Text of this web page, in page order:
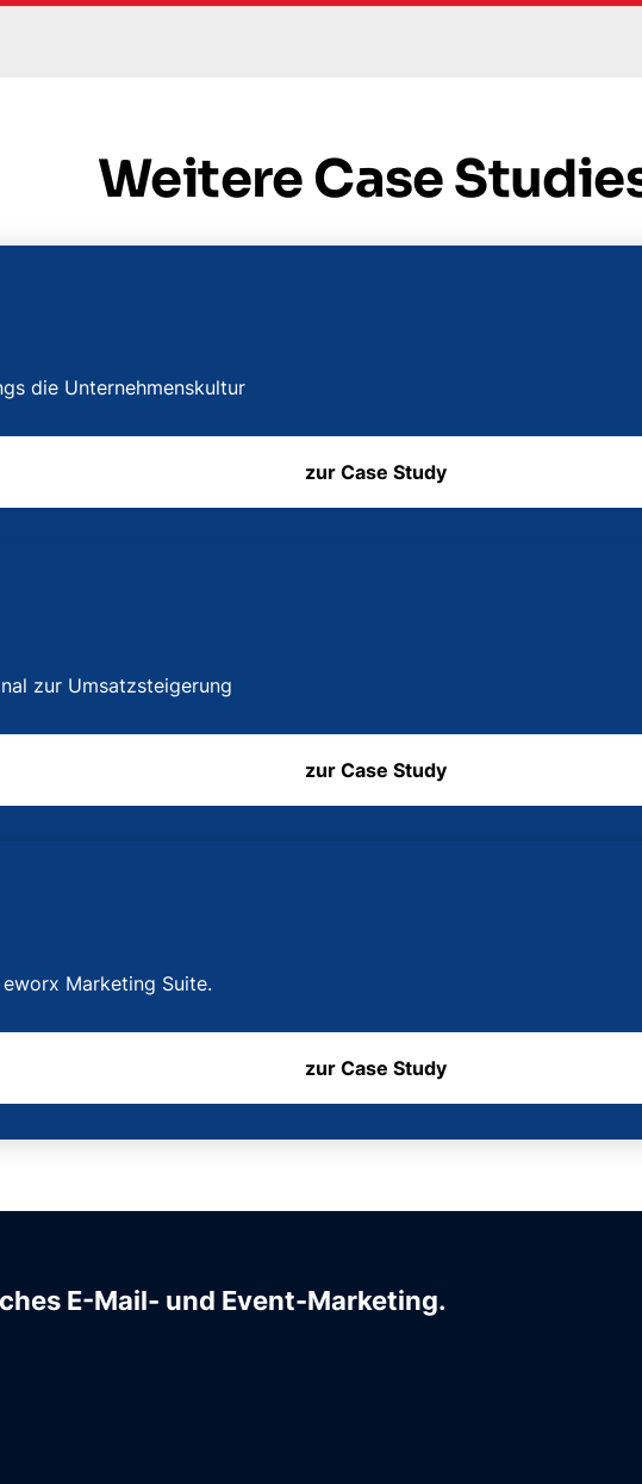
Weitere Case
die Unternehmenskultur
zur Case Study
zur Umsatzsteigerung
zur Case Study
Marketing Suite.
zur Case Study
E-Mail- und Event-Marketing.